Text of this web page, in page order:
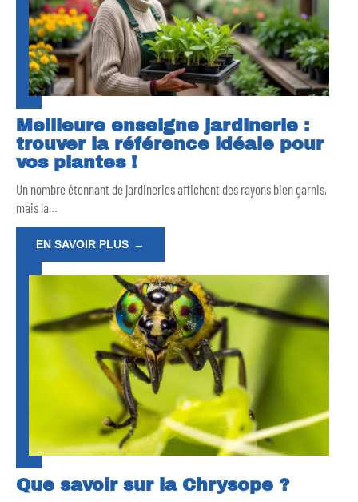
Meilleure enseigne jardinerie :
trouver la référence idéale pour
vos plantes !
Un nombre étonnant de jardineries affichent des rayons bien garnis,
mais la…
EN SAVOIR PLUS
Que savoir sur la Chrysope ?